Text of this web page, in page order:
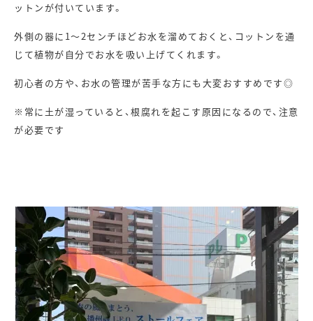
ットンが付いています。
外側の器に1～2センチほどお水を溜めておくと、コットンを通
じて植物が自分でお水を吸い上げてくれます。
初心者の方や、お水の管理が苦手な方にも大変おすすめです◎
※常に土が湿っていると、根腐れを起こす原因になるので、注意
が必要です